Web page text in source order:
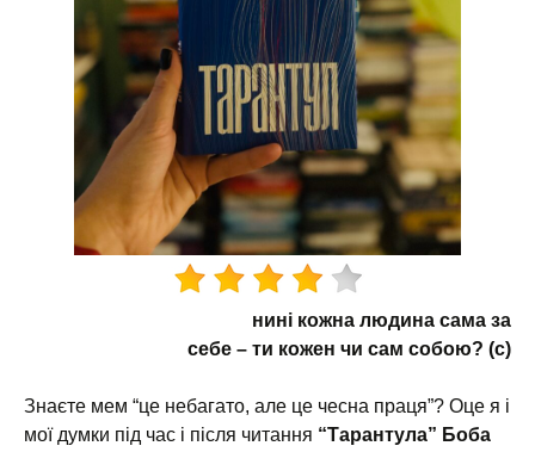
нині кожна людина сама за
себе – ти кожен чи сам собою? (с)
Знаєте мем “це небагато, але це чесна праця”? Оце я і
мої думки під час і після читання “Тарантула” Боба